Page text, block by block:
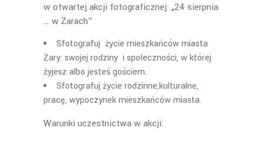
w otwartej akcji fotograficznej „24 sierpnia
… w Żarach”
Sfotografuj życie mieszkańców miasta
Żary: swojej rodziny i społeczności, w której
żyjesz albo jesteś gościem.
Sfotografuj życie rodzinne,kulturalne,
pracę, wypoczynek mieszkańców miasta.
Warunki uczestnictwa w akcji: